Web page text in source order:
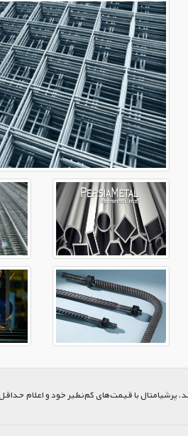
با قیمت‌های کم‌نظیر خود و اعلام حداقل